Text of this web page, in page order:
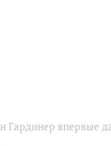
впервые